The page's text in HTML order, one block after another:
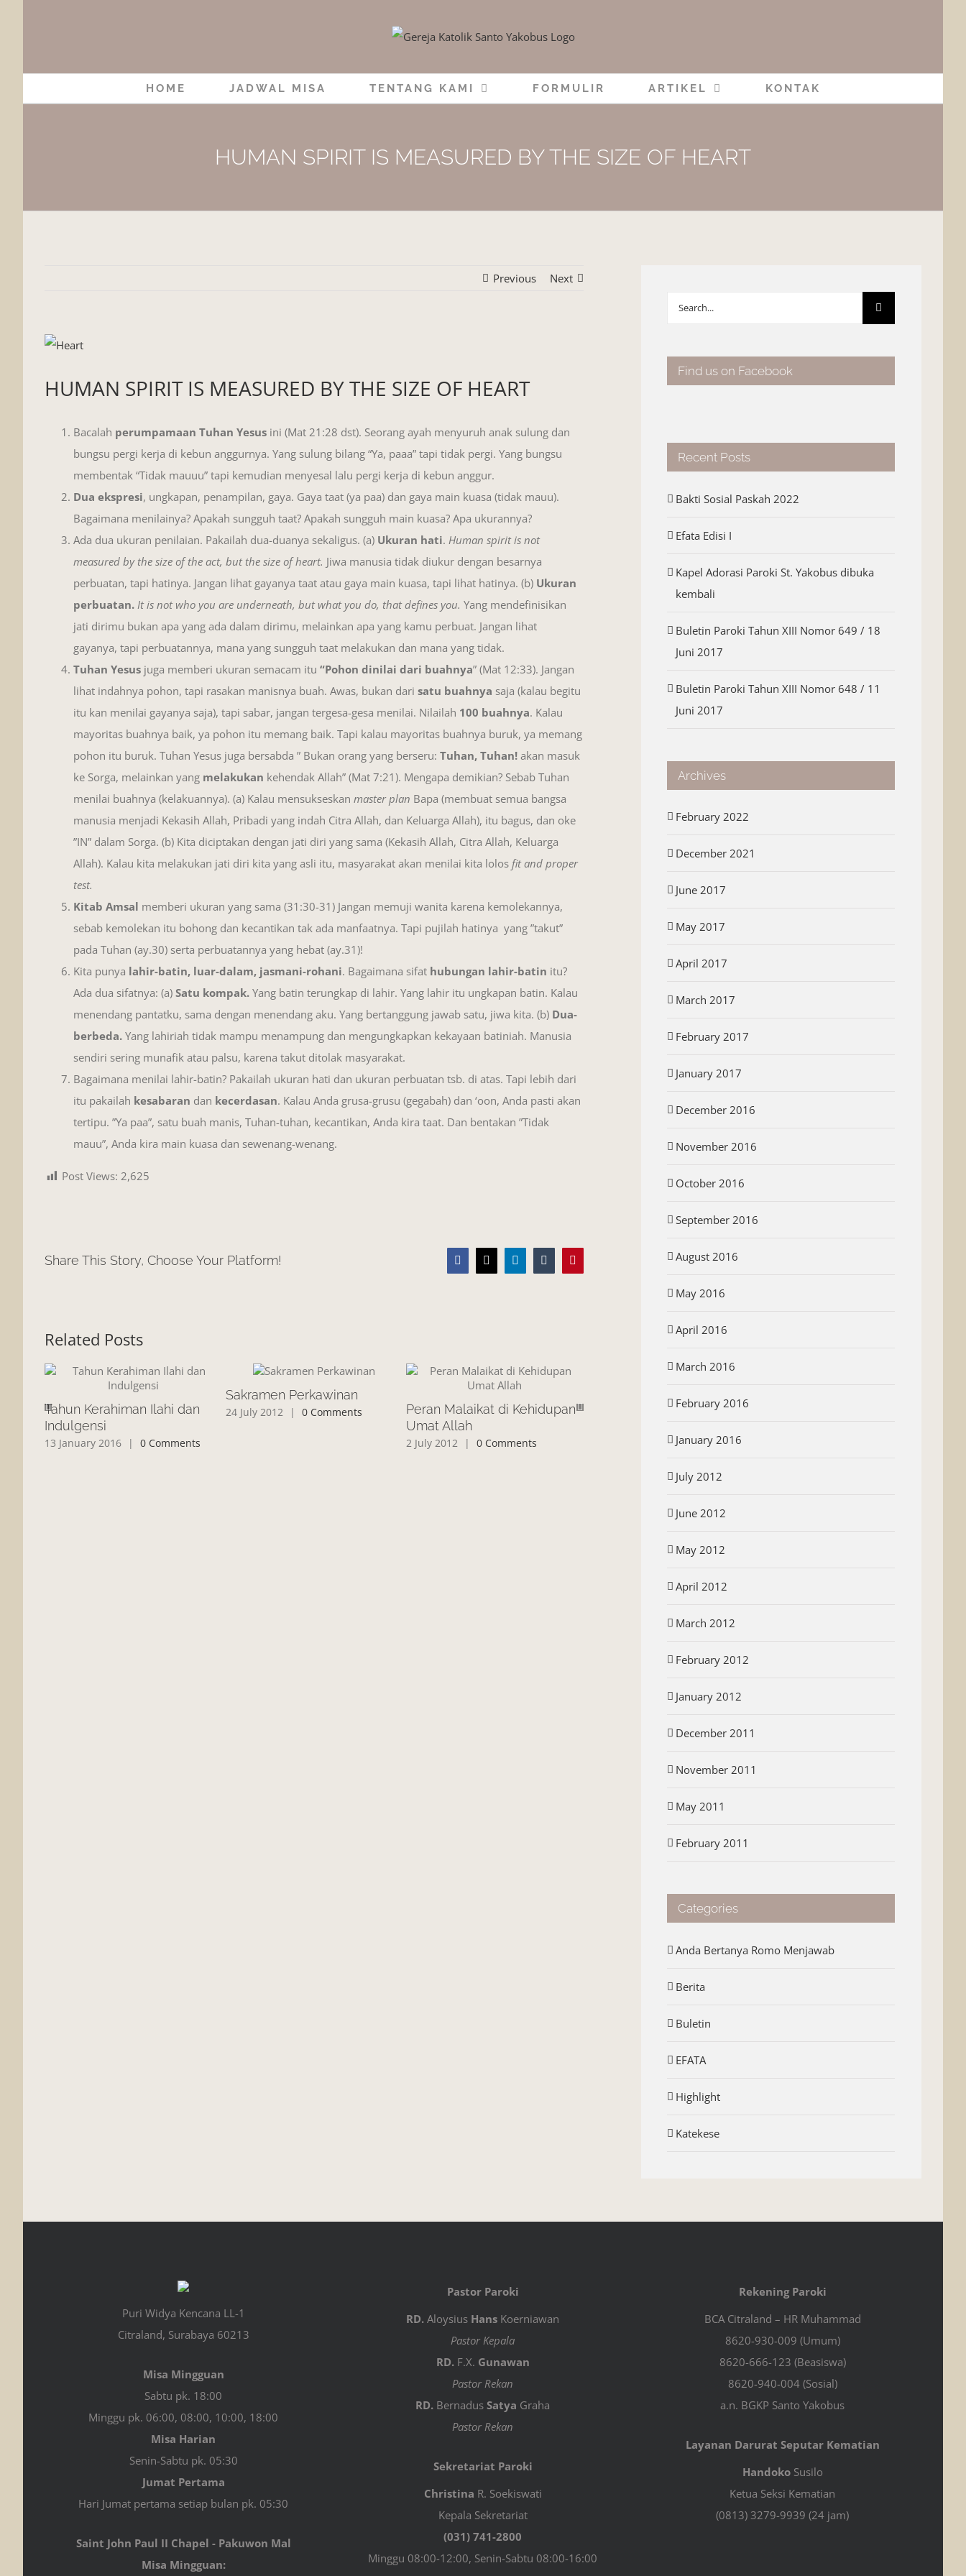
HOME JADWAL MISA TENTANG KAMI FORMULIR ARTIKEL KONTAK
HUMAN SPIRIT IS MEASURED BY THE SIZE OF HEART
Previous Next
View
Image
HUMAN SPIRIT IS MEASURED BY THE SIZE OF HEART
Bacalah perumpamaan Tuhan Yesus ini (Mat 21:28 dst). Seorang ayah menyuruh anak sulung dan
bungsu pergi kerja di kebun anggurnya. Yang sulung bilang “Ya, paaa” tapi tidak pergi. Yang bungsu
membentak “Tidak mauuu” tapi kemudian menyesal lalu pergi kerja di kebun anggur.
Dua ekspresi, ungkapan, penampilan, gaya. Gaya taat (ya paa) dan gaya main kuasa (tidak mauu).
Bagaimana menilainya? Apakah sungguh taat? Apakah sungguh main kuasa? Apa ukurannya?
Ada dua ukuran penilaian. Pakailah dua-duanya sekaligus. (a) Ukuran hati. Human spirit is not
measured by the size of the act, but the size of heart. Jiwa manusia tidak diukur dengan besarnya
perbuatan, tapi hatinya. Jangan lihat gayanya taat atau gaya main kuasa, tapi lihat hatinya. (b) Ukuran
perbuatan. It is not who you are underneath, but what you do, that defines you. Yang mendefinisikan
jati dirimu bukan apa yang ada dalam dirimu, melainkan apa yang kamu perbuat. Jangan lihat
gayanya, tapi perbuatannya, mana yang sungguh taat melakukan dan mana yang tidak.
Tuhan Yesus juga memberi ukuran semacam itu “Pohon dinilai dari buahnya” (Mat 12:33). Jangan
lihat indahnya pohon, tapi rasakan manisnya buah. Awas, bukan dari satu buahnya saja (kalau begitu
itu kan menilai gayanya saja), tapi sabar, jangan tergesa-gesa menilai. Nilailah 100 buahnya. Kalau
mayoritas buahnya baik, ya pohon itu memang baik. Tapi kalau mayoritas buahnya buruk, ya memang
pohon itu buruk. Tuhan Yesus juga bersabda ” Bukan orang yang berseru: Tuhan, Tuhan! akan masuk
ke Sorga, melainkan yang melakukan kehendak Allah” (Mat 7:21). Mengapa demikian? Sebab Tuhan
menilai buahnya (kelakuannya). (a) Kalau mensukseskan master plan Bapa (membuat semua bangsa
manusia menjadi Kekasih Allah, Pribadi yang indah Citra Allah, dan Keluarga Allah), itu bagus, dan oke
”IN” dalam Sorga. (b) Kita diciptakan dengan jati diri yang sama (Kekasih Allah, Citra Allah, Keluarga
Allah). Kalau kita melakukan jati diri kita yang asli itu, masyarakat akan menilai kita lolos fit and proper
test.
Kitab Amsal memberi ukuran yang sama (31:30-31) Jangan memuji wanita karena kemolekannya,
sebab kemolekan itu bohong dan kecantikan tak ada manfaatnya. Tapi pujilah hatinya yang ”takut”
pada Tuhan (ay.30) serta perbuatannya yang hebat (ay.31)!
Kita punya lahir-batin, luar-dalam, jasmani-rohani. Bagaimana sifat hubungan lahir-batin itu?
Ada dua sifatnya: (a) Satu kompak. Yang batin terungkap di lahir. Yang lahir itu ungkapan batin. Kalau
menendang pantatku, sama dengan menendang aku. Yang bertanggung jawab satu, jiwa kita. (b) Dua-
berbeda. Yang lahiriah tidak mampu menampung dan mengungkapkan kekayaan batiniah. Manusia
sendiri sering munafik atau palsu, karena takut ditolak masyarakat.
Bagaimana menilai lahir-batin? Pakailah ukuran hati dan ukuran perbuatan tsb. di atas. Tapi lebih dari
itu pakailah kesabaran dan kecerdasan. Kalau Anda grusa-grusu (gegabah) dan ‘oon, Anda pasti akan
tertipu. ”Ya paa”, satu buah manis, Tuhan-tuhan, kecantikan, Anda kira taat. Dan bentakan ”Tidak
mauu”, Anda kira main kuasa dan sewenang-wenang.
Post Views: 2,625
Share This Story, Choose Your Platform! Facebook
X LinkedInTumblrPinterest
Related Posts
Tahun Kerahiman Ilahi dan
Indulgensi
13 January 2016 | 0 Comments
Sakramen Perkawinan
24 July 2012 | 0 Comments
Peran Malaikat di Kehidupan
Umat Allah
2 July 2012 | 0 Comments
Apakah Gereja Katolik
0 Comments
Search
Find us on Facebook
Recent Posts
Bakti Sosial Paskah 2022
Efata Edisi I
Kapel Adorasi Paroki St. Yakobus dibuka
kembali
Buletin Paroki Tahun XIII Nomor 649 / 18
Juni 2017
Buletin Paroki Tahun XIII Nomor 648 / 11
Juni 2017
Archives
February 2022
December 2021
June 2017
May 2017
April 2017
March 2017
February 2017
January 2017
December 2016
November 2016
October 2016
September 2016
August 2016
May 2016
April 2016
March 2016
February 2016
January 2016
July 2012
June 2012
May 2012
April 2012
March 2012
February 2012
January 2012
December 2011
November 2011
May 2011
February 2011
Categories
Anda Bertanya Romo Menjawab
Berita
Buletin
EFATA
Highlight
Katekese
Puri Widya Kencana LL-1
Citraland, Surabaya 60213
Misa Mingguan
Sabtu pk. 18:00
Minggu pk. 06:00, 08:00, 10:00, 18:00
Misa Harian
Senin-Sabtu pk. 05:30
Jumat Pertama
Hari Jumat pertama setiap bulan pk. 05:30
Saint John Paul II Chapel - Pakuwon Mal
Misa Mingguan:
Pastor Paroki
RD. Aloysius Hans Koerniawan
Pastor Kepala
RD.F.X. Gunawan
Pastor Rekan
RD. BernadusSatya Graha
Pastor Rekan
Sekretariat Paroki
Christina R. Soekiswati
Kepala Sekretariat
(031) 741-2800
Minggu 08:00-12:00, Senin-Sabtu 08:00-16:00
Rekening Paroki
BCA Citraland – HR Muhammad
8620-930-009 (Umum)
8620-666-123 (Beasiswa)
8620-940-004 (Sosial)
a.n. BGKP Santo Yakobus
Layanan Darurat Seputar Kematian
HandokoSusilo
Ketua Seksi Kematian
(0813) 3279-9939 (24 jam)